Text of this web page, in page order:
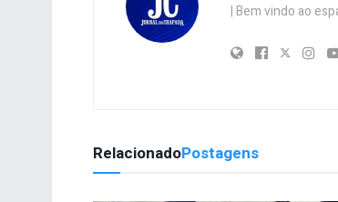
| Bem vindo ao
RelacionadoPostagens